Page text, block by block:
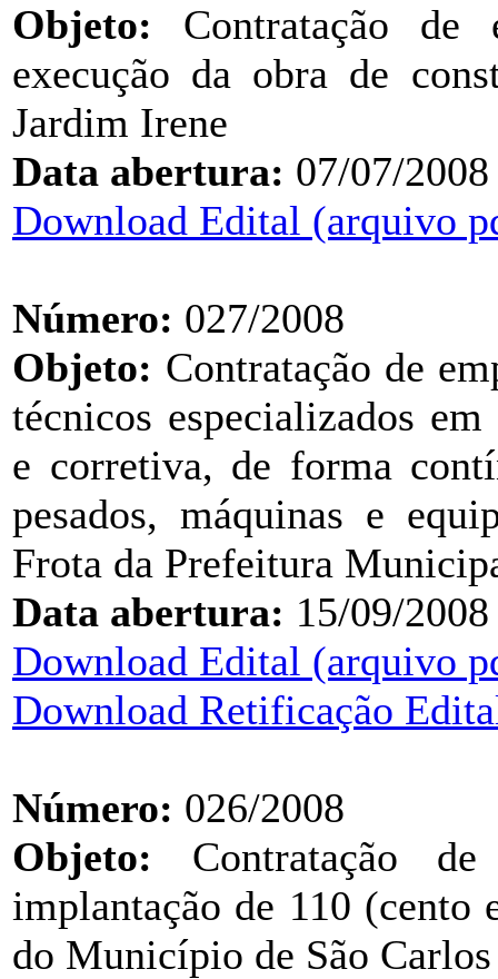
Objeto: Contratação de
execução da obra de
Jardim Irene
Data abertura: 07/07/2008
Download Edital (arquivo
Número: 027/2008
Objeto: Contratação de
técnicos especializados
e corretiva, de forma
pesados, máquinas e
Frota da Prefeitura
Data abertura: 15/09/2008
Download Edital (arquivo
Download Retificação
Número: 026/2008
Objeto: Contratação
implantação de 110 (cento
do Município de São Carlos